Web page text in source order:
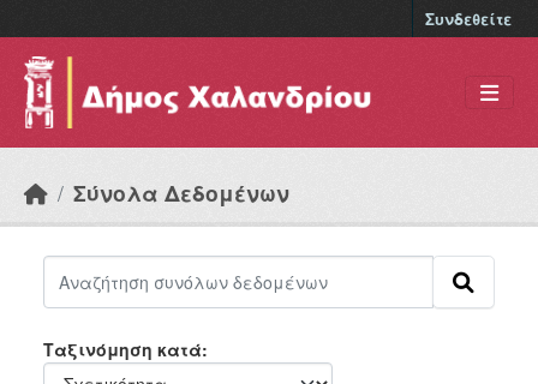
Συνδεθείτε
Σύνολα Δεδομένων
Ταξινόμηση κατά